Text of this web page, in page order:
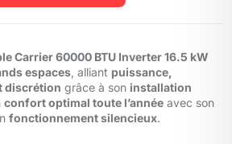
Carrier 60000 BTU Inverter 16.5 kW
espaces , alliant puissance,
discrétion grâce à son installation
confort optimal toute l’année avec son
fonctionnement silencieux.